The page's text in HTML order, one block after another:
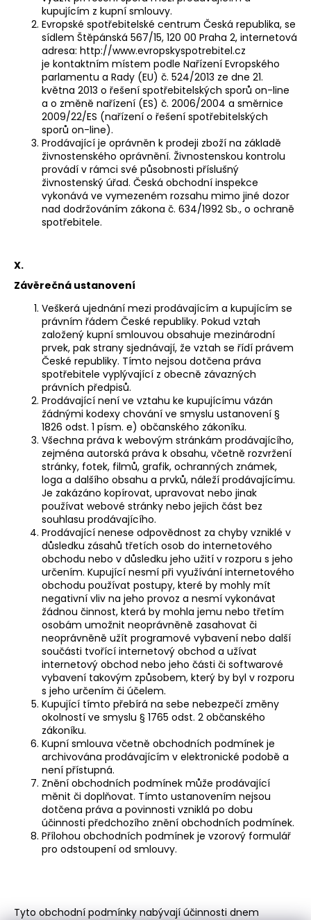
kupujícím z kupní smlouvy.
Evropské spotřebitelské centrum Česká republika, se
sídlem Štěpánská 567/15, 120 00 Praha 2, internetová
adresa: http://www.evropskyspotrebitel.cz
je kontaktním místem podle Nařízení Evropského
parlamentu a Rady (EU) č. 524/2013 ze dne 21.
května 2013 o řešení spotřebitelských sporů on-line
a o změně nařízení (ES) č. 2006/2004 a směrnice
2009/22/ES (nařízení o řešení spotřebitelských
sporů on-line).
Prodávající je oprávněn k prodeji zboží na základě
živnostenského oprávnění. Živnostenskou kontrolu
provádí v rámci své působnosti příslušný
živnostenský úřad. Česká obchodní inspekce
vykonává ve vymezeném rozsahu mimo jiné dozor
nad dodržováním zákona č. 634/1992 Sb., o ochraně
spotřebitele.
X.
Závěrečná ustanovení
Veškerá ujednání mezi prodávajícím a kupujícím se
právním řádem České republiky. Pokud vztah
založený kupní smlouvou obsahuje mezinárodní
prvek, pak strany sjednávají, že vztah se řídí právem
České republiky. Tímto nejsou dotčena práva
spotřebitele vyplývající z obecně závazných
právních předpisů.
Prodávající není ve vztahu ke kupujícímu vázán
žádnými kodexy chování ve smyslu ustanovení §
1826 odst. 1 písm. e) občanského zákoníku.
Všechna práva k webovým stránkám prodávajícího,
zejména autorská práva k obsahu, včetně rozvržení
stránky, fotek, filmů, grafik, ochranných známek,
loga a dalšího obsahu a prvků, náleží prodávajícímu.
Je zakázáno kopírovat, upravovat nebo jinak
používat webové stránky nebo jejich část bez
souhlasu prodávajícího.
Prodávající nenese odpovědnost za chyby vzniklé v
důsledku zásahů třetích osob do internetového
obchodu nebo v důsledku jeho užití v rozporu s jeho
určením. Kupující nesmí při využívání internetového
obchodu používat postupy, které by mohly mít
negativní vliv na jeho provoz a nesmí vykonávat
žádnou činnost, která by mohla jemu nebo třetím
osobám umožnit neoprávněně zasahovat či
neoprávněně užít programové vybavení nebo další
součásti tvořící internetový obchod a užívat
internetový obchod nebo jeho části či softwarové
vybavení takovým způsobem, který by byl v rozporu
s jeho určením či účelem.
Kupující tímto přebírá na sebe nebezpečí změny
okolností ve smyslu § 1765 odst. 2 občanského
zákoníku.
Kupní smlouva včetně obchodních podmínek je
archivována prodávajícím v elektronické podobě a
není přístupná.
Znění obchodních podmínek může prodávající
měnit či doplňovat. Tímto ustanovením nejsou
dotčena práva a povinnosti vzniklá po dobu
účinnosti předchozího znění obchodních podmínek.
Přílohou obchodních podmínek je vzorový formulář
pro odstoupení od smlouvy.
Tyto obchodní podmínky nabývají účinnosti dnem